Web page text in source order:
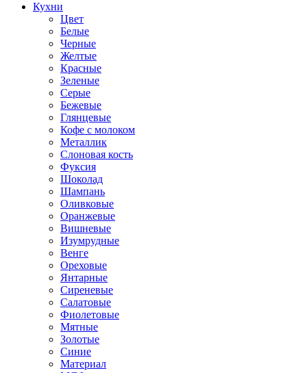
Кухни
Цвет
Белые
Черные
Желтые
Красные
Зеленые
Серые
Бежевые
Глянцевые
Кофе с молоком
Металлик
Слоновая кость
Фуксия
Шоколад
Шампань
Оливковые
Оранжевые
Вишневые
Изумрудные
Венге
Ореховые
Янтарные
Сиреневые
Салатовые
Фиолетовые
Мятные
Золотые
Синие
Материал